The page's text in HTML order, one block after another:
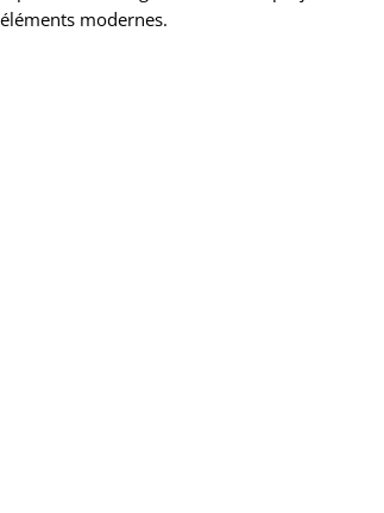
éléments modernes.